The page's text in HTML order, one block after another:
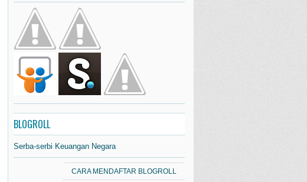
BLOGROLL
Serba-serbi Keuangan Negara
CARA MENDAFTAR BLOGROLL